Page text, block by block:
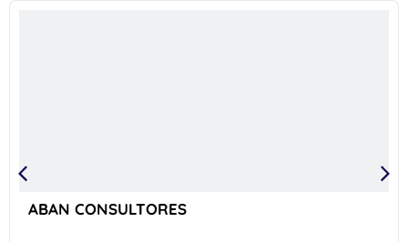
ABAN CONSULTORES